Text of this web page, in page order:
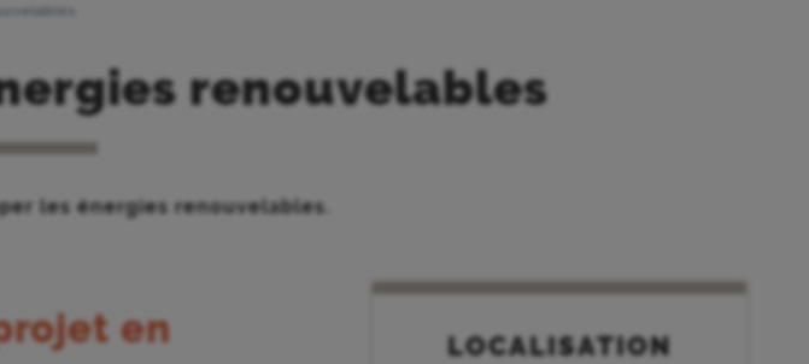
renouvelables
les énergies renouvelables.
en
LOCALISATION